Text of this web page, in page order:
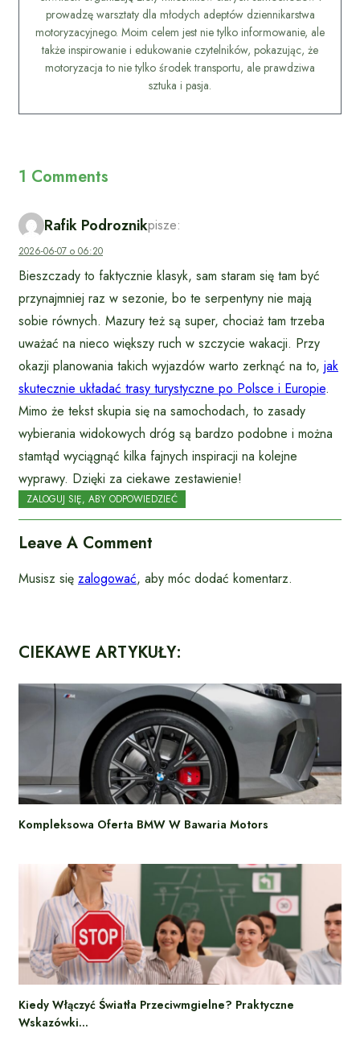
prowadzę warsztaty dla młodych adeptów dziennikarstwa
motoryzacyjnego. Moim celem jest nie tylko informowanie, ale
także inspirowanie i edukowanie czytelników, pokazując, że
motoryzacja to nie tylko środek transportu, ale prawdziwa
sztuka i pasja.
1 Comments
Rafik Podroznikpisze:
2026-06-07 o 06:20
Bieszczady to faktycznie klasyk, sam staram się tam być
przynajmniej raz w sezonie, bo te serpentyny nie mają
sobie równych. Mazury też są super, chociaż tam trzeba
uważać na nieco większy ruch w szczycie wakacji. Przy
okazji planowania takich wyjazdów warto zerknąć na to, jak
skutecznie układać trasy turystyczne po Polsce i Europie.
Mimo że tekst skupia się na samochodach, to zasady
wybierania widokowych dróg są bardzo podobne i można
stamtąd wyciągnąć kilka fajnych inspiracji na kolejne
wyprawy. Dzięki za ciekawe zestawienie!
ZALOGUJ SIĘ, ABY ODPOWIEDZIEĆ
Leave A Comment
Musisz się zalogować, aby móc dodać komentarz.
CIEKAWE ARTYKUŁY:
Kompleksowa Oferta BMW W Bawaria Motors
Kiedy Włączyć Światła Przeciwmgielne? Praktyczne
Wskazówki…